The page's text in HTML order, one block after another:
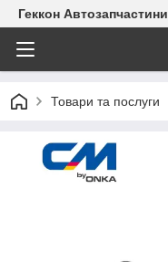
Геккон Автозапчастини
Товари та послуги